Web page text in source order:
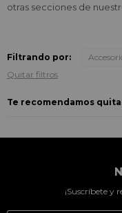
otras secciones de
Filtrando por:
Quitar filtros
Te recomendamos
¡Suscríbete y